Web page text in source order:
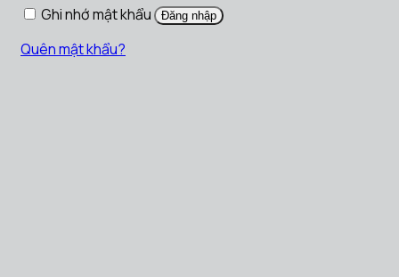
Ghi nhớ mật khẩu Đăng nhập
Quên mật khẩu?